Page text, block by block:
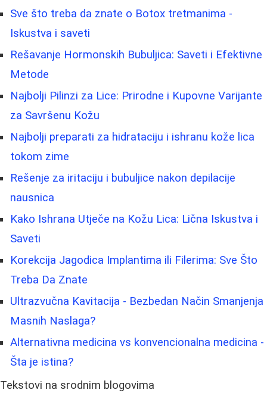
Sve što treba da znate o Botox tretmanima -
Iskustva i saveti
Rešavanje Hormonskih Bubuljica: Saveti i Efektivne
Metode
Najbolji Pilinzi za Lice: Prirodne i Kupovne Varijante
za Savršenu Kožu
Najbolji preparati za hidrataciju i ishranu kože lica
tokom zime
Rešenje za iritaciju i bubuljice nakon depilacije
nausnica
Kako Ishrana Utječe na Kožu Lica: Lična Iskustva i
Saveti
Korekcija Jagodica Implantima ili Filerima: Sve Što
Treba Da Znate
Ultrazvučna Kavitacija - Bezbedan Način Smanjenja
Masnih Naslaga?
Alternativna medicina vs konvencionalna medicina -
Šta je istina?
Tekstovi na srodnim blogovima